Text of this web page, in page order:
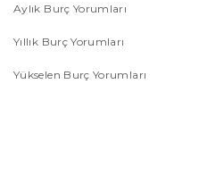
Aylık Burç Yorumları
Yıllık Burç Yorumları
Yükselen Burç Yorumları